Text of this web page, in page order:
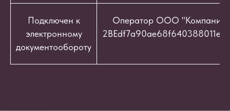
Подключен к
электронному
документообороту
Оператор ООО "Компания